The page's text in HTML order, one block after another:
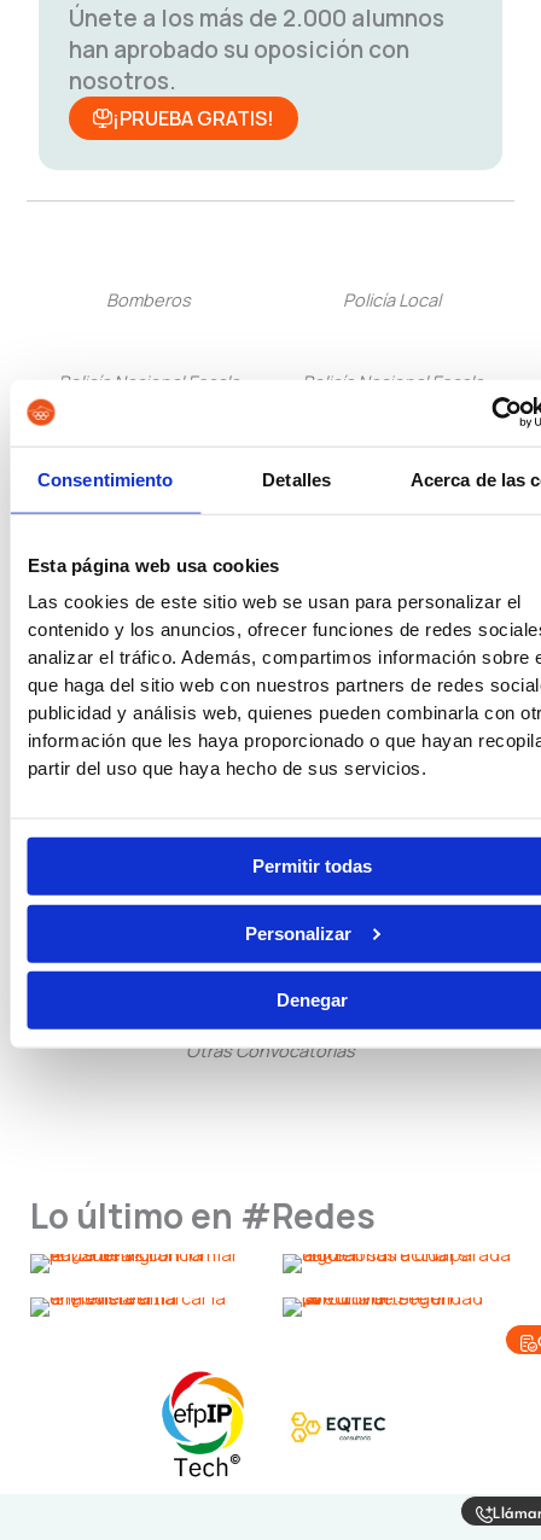
Consentimiento Detalles Acerca de las
Esta página web usa cookies
Las cookies de este sitio web se usan para personalizar el
contenido y los anuncios, ofrecer funciones de redes
analizar el tráfico. Además, compartimos información sobre
que haga del sitio web con nuestros partners de redes
publicidad y análisis web, quienes pueden combinarla con
información que les haya proporcionado o que hayan
partir del uso que haya hecho de sus servicios.
Permitir todas
Personalizar
Denegar
Únete a los más de 2.000 alumnos
han aprobado su oposición con
nosotros.
¡PRUEBA GRATIS!
Bomberos Policía Local
Policía Nacional Escala
Policía Nacional Escala
Guardia Civil Tropa y Marinería
Penitenciarias
Oposiciones de Justicia Auxilio Judicial
Tramitación Procesal Gestión Procesal
Pruebas Físicas Becas
Otras Convocatorias
Lo último en #Redes